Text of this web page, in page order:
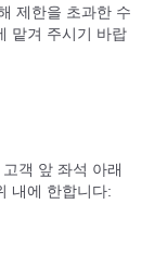
제한을 초과한 수
맡겨 주시기 바랍
객 앞 좌석 아래
내에 한합니다: